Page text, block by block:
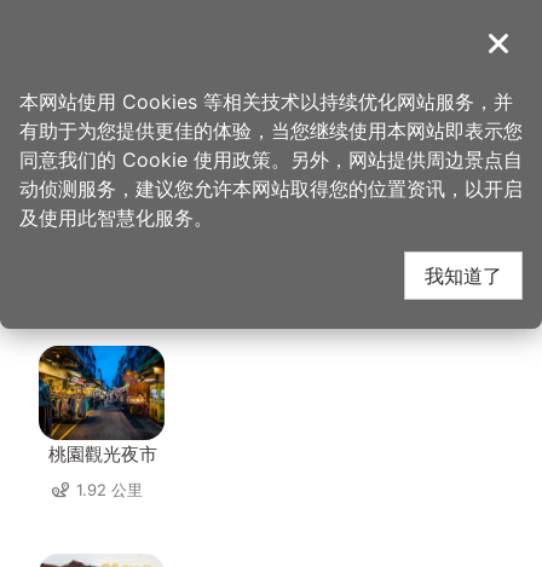
導覽
首页 > 想去的地方 > 美食、购物 > 峸老卤湘川卤味
峸老卤湘川卤味 周边店
家
桃園觀光夜市
1.92 公里
关闭
本网站使用 Cookies 等相关技术以持续优化网站服务，并
有助于为您提供更佳的体验，当您继续使用本网站即表示您
同意我们的 Cookie 使用政策。另外，网站提供周边景点自
动侦测服务，建议您允许本网站取得您的位置资讯，以开启
及使用此智慧化服务。
我知道了